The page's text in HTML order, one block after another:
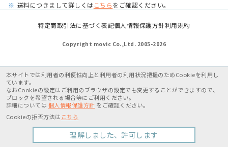
※ 送料につきまして詳しくはこちらをご確認ください。
特定商取引法に基づく表記個人情報保護方針利用規約
Copyright movic Co.,Ltd. 2005-2026
本サイトでは利用者の利便性向上と利用者の利用状況把握のためCookieを利用し
ています。
なおCookieの設定はご利用のブラウザの設定でも変更することができますので、
ブロックを希望される場合等にご利用ください。
詳細については 個人情報保護方針 をご確認ください。
Cookieの拒否方法は こちら
理解しました、許可します